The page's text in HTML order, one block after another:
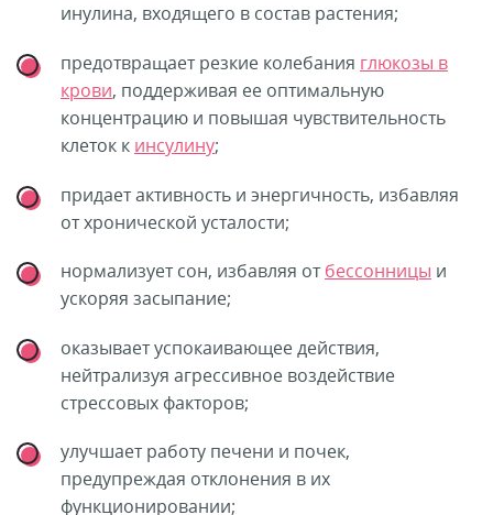
инулина, входящего в состав растения;
предотвращает резкие колебания глюкозы в
крови, поддерживая ее оптимальную
концентрацию и повышая чувствительность
клеток к инсулину;
придает активность и энергичность, избавляя
от хронической усталости;
нормализует сон, избавляя отбессонницы и
ускоряя засыпание;
оказывает успокаивающее действия,
нейтрализуя агрессивное воздействие
стрессовых факторов;
улучшает работу печени и почек,
предупреждая отклонения в их
функционировании;